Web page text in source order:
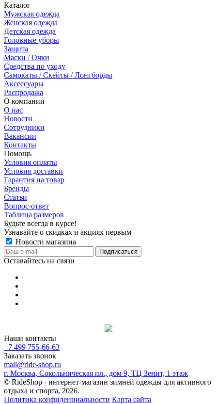
Каталог
Мужская одежда
Женская одежда
Детская одежда
Головные уборы
Защита
Маски / Очки
Средства по уходу
Самокаты / Скейты / Лонгборды
Аксессуары
Распродажа
О компании
О нас
Новости
Сотрудники
Вакансии
Контакты
Помощь
Условия оплаты
Условия доставки
Гарантия на товар
Бренды
Статьи
Вопрос-ответ
Таблица размеров
Будьте всегда в курсе!
Узнавайте о скидках и акциях первым
Новости магазина
Оставайтесь на связи
Наши контакты
+7 499 755-66-63
Заказать звонок
mail@ride-shop.ru
г. Москва, Сокольническая пл., дом 9, ТЦ Зенит, 1 этаж
© RideShop - интернет-магазин зимней одежды для активного
отдыха и спорта, 2026.
Политика конфиденциальности Карта сайта